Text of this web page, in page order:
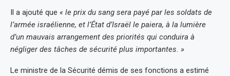
Il a ajouté que « le prix du sang sera payé par les soldats de
l’armée israélienne, et l’État d’Israël le paiera, à la lumière
d’un mauvais arrangement des priorités qui conduira à
négliger des tâches de sécurité plus importantes. »
Le ministre de la Sécurité démis de ses fonctions a estimé